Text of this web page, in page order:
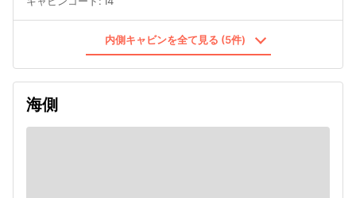
内側キャビンを全て見る (5件)
海側